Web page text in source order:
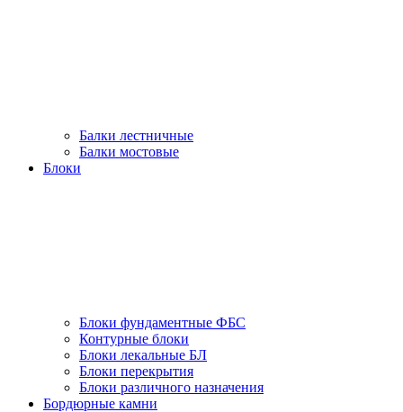
Балки лестничные
Балки мостовые
Блоки
Блоки фундаментные ФБС
Контурные блоки
Блоки лекальные БЛ
Блоки перекрытия
Блоки различного назначения
Бордюрные камни